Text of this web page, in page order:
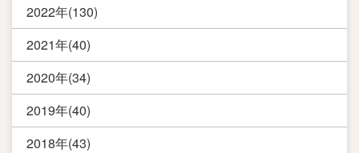
2022年(130)
2021年(40)
2020年(34)
2019年(40)
2018年(43)